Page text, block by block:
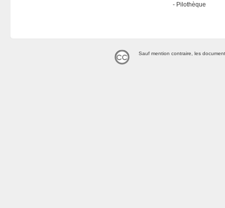
Pilothèque
Sauf mention contraire, les